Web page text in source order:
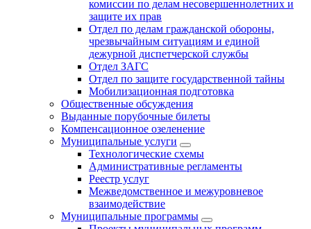
комиссии по делам несовершеннолетних и
защите их прав
Отдел по делам гражданской обороны,
чрезвычайным ситуациям и единой
дежурной диспетчерской службы
Отдел ЗАГС
Отдел по защите государственной тайны
Мобилизационная подготовка
Общественные обсуждения
Выданные порубочные билеты
Компенсационное озеленение
Муниципальные услуги
Технологические схемы
Административные регламенты
Реестр услуг
Межведомственное и межуровневое
взаимодействие
Муниципальные программы